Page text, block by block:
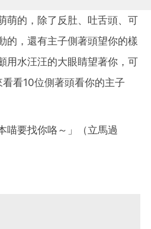
萌的，除了反肚、吐舌頭、可
的，還有主子側著頭望你的樣
用水汪汪的大眼睛望著你，可
看10位側著頭看你的主子
喵要找你咯～」（立馬過